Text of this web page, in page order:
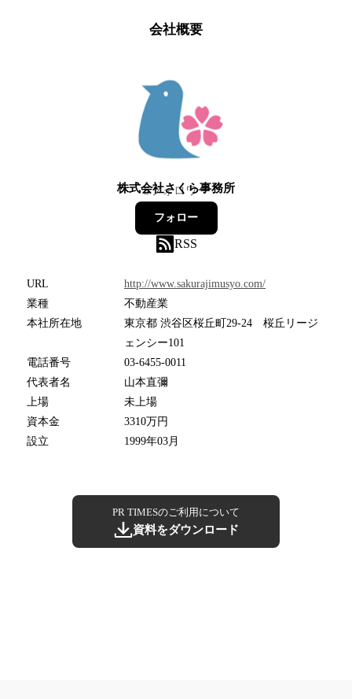
会社概要
株式会社さくら事務所
5フォロワー
フォロー
RSS
URL
http://www.sakurajimusyo.com/
業種
不動産業
本社所在地
東京都 渋谷区桜丘町29-24 桜丘リージ
ェンシー101
電話番号
03-6455-0011
代表者名
山本直彌
上場
未上場
資本金
3310万円
設立
1999年03月
PR TIMESのご利用について
資料をダウンロード